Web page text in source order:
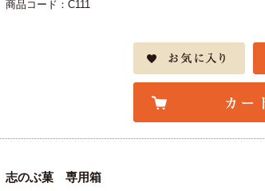
商品コード：C111
志のぶ菓 専用箱